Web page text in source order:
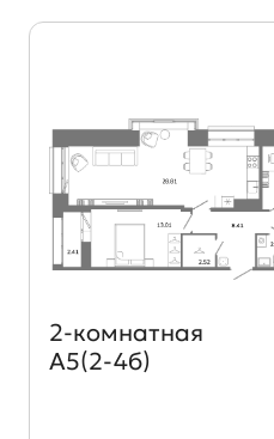
Объект
2‑комнатная
А5(2-4б)